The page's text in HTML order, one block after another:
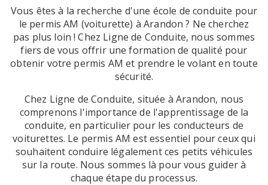
Vous êtes à la recherche d'une école de conduite pour
le permis AM (voiturette) à Arandon ? Ne cherchez
pas plus loin ! Chez Ligne de Conduite, nous sommes
fiers de vous offrir une formation de qualité pour
obtenir votre permis AM et prendre le volant en toute
sécurité.
Chez Ligne de Conduite, située à Arandon, nous
comprenons l'importance de l'apprentissage de la
conduite, en particulier pour les conducteurs de
voiturettes. Le permis AM est essentiel pour ceux qui
souhaitent conduire légalement ces petits véhicules
sur la route. Nous sommes là pour vous guider à
chaque étape du processus.